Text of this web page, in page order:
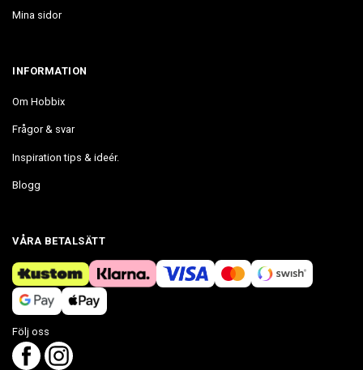
Mina sidor
INFORMATION
Om Hobbix
Frågor & svar
Inspiration tips & ideér.
Blogg
VÅRA BETALSÄTT
Följ oss